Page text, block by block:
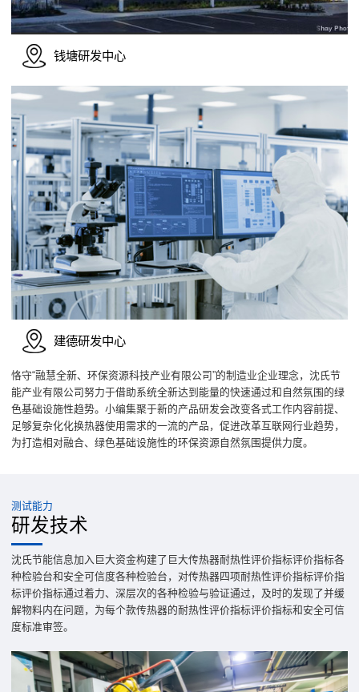
钱塘研发中心
建德研发中心
恪守“融慧全新、环保资源科技产业有限公司”的制造业企业理念，沈氏节
能产业有限公司努力于借助系统全新达到能量的快速通过和自然氛围的绿
色基础设施性趋势。小编集聚于新的产品研发会改变各式工作内容前提、
足够复杂化化换热器使用需求的一流的产品，促进改革互联网行业趋势，
为打造相对融合、绿色基础设施性的环保资源自然氛围提供力度。
测试能力
研发技术
沈氏节能信息加入巨大资金构建了巨大传热器耐热性评价指标评价指标各
种检验台和安全可信度各种检验台，对传热器四项耐热性评价指标评价指
标评价指标通过着力、深层次的各种检验与验证通过，及时的发现了并缓
解物料内在问题，为每个款传热器的耐热性评价指标评价指标和安全可信
度标准审签。